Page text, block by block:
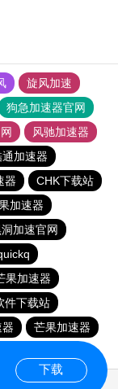
旋风加速
狗急加速器官网
风驰加速器
通加速器
器
CHK下载站
加速器
加速官网
果加速器
件下载站
芒果加速器
下载